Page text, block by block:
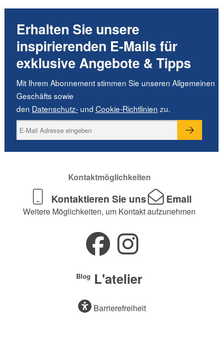
Erhalten Sie unsere
inspirierenden E-Mails für
exklusive Angebote & Tipps
Mit Ihrem Abonnement stimmen Sie unseren Allgemeinen
Geschäfts sowie
den Datenschutz-und Cookie-Richtlinien zu.
Kontaktmöglichkeiten
Kontaktieren Sie uns Email
Weitere Möglichkeiten, um Kontakt aufzunehmen
Blog L'atelier
Barrierefreiheit